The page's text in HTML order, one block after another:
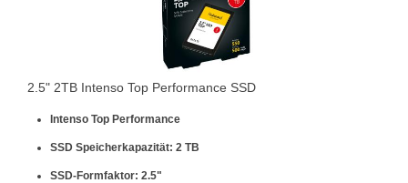
2.5" 2TB Intenso Top Performance SSD
Intenso Top Performance
SSD Speicherkapazität: 2 TB
SSD-Formfaktor: 2.5"